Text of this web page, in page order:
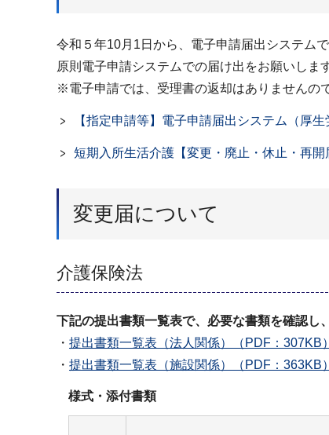
令和５年10月1日から、電子申請届出システム
原則電子申請システムでの届け出をお願いしま
※電子申請では、受理書の返却はありませんの
【指定申請等】電子申請届出システム（厚
短期入所生活介護【変更・廃止・休止・再開
変更届について
介護保険法
下記の提出書類一覧表で、必要な書類を確認し
・ 提出書類一覧表（法人関係）（PDF：307KB）
・ 提出書類一覧表（施設関係）（PDF：363KB）
様式・添付書類